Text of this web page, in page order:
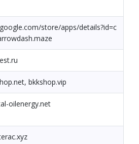
store/apps/details?id=c
bkkshop.vip
oilenergy.net